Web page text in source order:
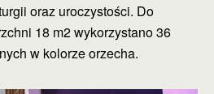
oraz uroczystości. Do
18 m2 wykorzystano 36
w kolorze orzecha.